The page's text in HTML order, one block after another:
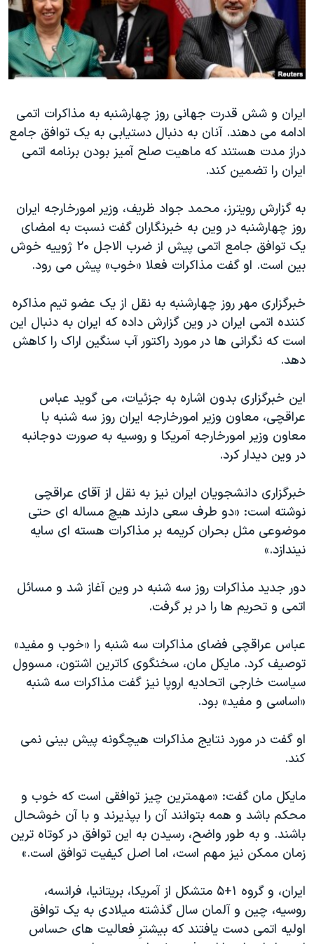
فرهنگ و زندگی
حقوق شهروندی
اقتصادی
اسرائیل در جنگ
گالری عکس
آرشیو پخش زنده
مستندها
انتخابات ریاست جمهوری آمریکا ۲۰۲۴
حمله جمهوری اسلامی به اسرائیل
ورزش زنان در ایران
اعتراضات زن، زندگی، آزادی
مجموعه مستندهای دادخواهی
دادگاه حمید نوری
چهل سال گروگان‌گیری
قانون شفافیت دارائی کادر رهبری ایران
اسرائیل در جنگ
نرگس محمدی برنده جایزه نوبل صلح
همایش محافظه‌کاران آمریکا «سی‌پک»
صفحه‌های ویژه
سفر پرزیدنت ترامپ به چین
دنبال کنید
زبانهای مختلف
ایران و شش قدرت جهانی روز چهارشنبه به مذاکرات اتمی
ادامه می دهند. آنان به دنبال دستیابی به یک توافق جامع
دراز مدت هستند که ماهیت صلح آمیز بودن برنامه اتمی
ایران را تضمین کند.
به گزارش رویترز، محمد جواد ظریف، وزیر امورخارجه ایران
روز چهارشنبه در وین به خبرنگاران گفت نسبت به امضای
یک توافق جامع اتمی پیش از ضرب الاجل ۲۰ ژوییه خوش
بین است. او گفت مذاکرات فعلا «خوب» پیش می رود.
خبرگزاری مهر روز چهارشنبه به نقل از یک عضو تیم مذاکره
کننده اتمی ایران در وین گزارش داده که ایران به دنبال این
است که نگرانی ها در مورد راکتور آب سنگین اراک را کاهش
دهد.
این خبرگزاری بدون اشاره به جزئیات، می گوید عباس
عراقچی، معاون وزیر امورخارجه ایران روز سه شنبه با
معاون وزیر امورخارجه آمریکا و روسیه به صورت دوجانبه
در وین دیدار کرد.
خبرگزاری دانشجویان ایران نیز به نقل از آقای عراقچی
نوشته است: «دو طرف سعی دارند هیچ مساله ای حتی
موضوعی مثل بحران کریمه بر مذاکرات هسته ای سایه
نیندازد.»
دور جدید مذاکرات روز سه شنبه در وین آغاز شد و مسائل
اتمی و تحریم ها را در بر گرفت.
عباس عراقچی فضای مذاکرات سه شنبه را «خوب و مفید»
توصیف کرد. مایکل مان، سخنگوی کاترین اشتون، مسوول
سیاست خارجی اتحادیه اروپا نیز گفت مذاکرات سه شنبه
«اساسی و مفید» بود.
او گفت در مورد نتایج مذاکرات هیچگونه پیش بینی نمی
کند.
مایکل مان گفت: «مهمترین چیز توافقی است که خوب و
محکم باشد و همه بتوانند آن را بپذیرند و با آن خوشحال
باشند. و به طور واضح، رسیدن به این توافق در کوتاه ترین
زمان ممکن نیز مهم است، اما اصل کیفیت توافق است.»
ایران، و گروه ۱+۵ متشکل از آمریکا، بریتانیا، فرانسه،
روسیه، چین و آلمان سال گذشته میلادی به یک توافق
اولیه اتمی دست یافتند که بیشترِ فعالیت های حساس